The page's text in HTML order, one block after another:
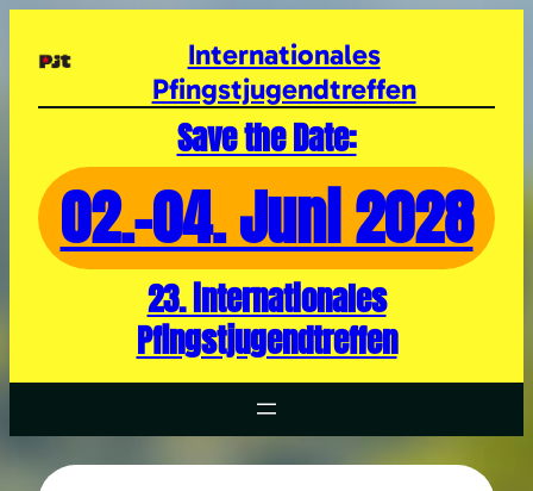
springen
Internationales
Pfingstjugendtreffen
Save the Date:
02.-04. Juni 2028
23. internationales
Pfingstjugendtreffen